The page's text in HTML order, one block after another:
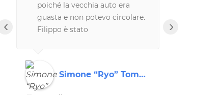
poiché la vecchia auto era
guasta e non potevo circolare.
Filippo è stato
ed affidabili.
Simone “Ryo” Tomasella
‹ ›